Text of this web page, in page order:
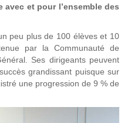
et pour l’ensemble des
peu plus de 100 élèves et 10
par la Communauté de
Ses dirigeants peuvent
grandissant puisque sur
une progression de 9 % de